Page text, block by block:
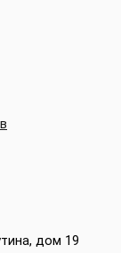
дом 19